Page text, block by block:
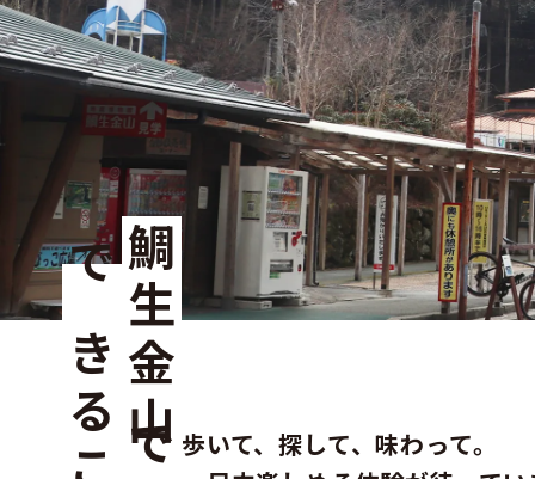
鯛生金山で
できること
歩いて、探して、味わって。